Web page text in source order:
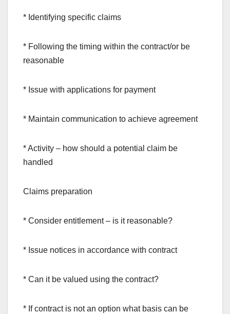
* Identifying specific claims
* Following the timing within the contract/or be
reasonable
* Issue with applications for payment
* Maintain communication to achieve agreement
* Activity – how should a potential claim be
handled
Claims preparation
* Consider entitlement – is it reasonable?
* Issue notices in accordance with contract
* Can it be valued using the contract?
* If contract is not an option what basis can be